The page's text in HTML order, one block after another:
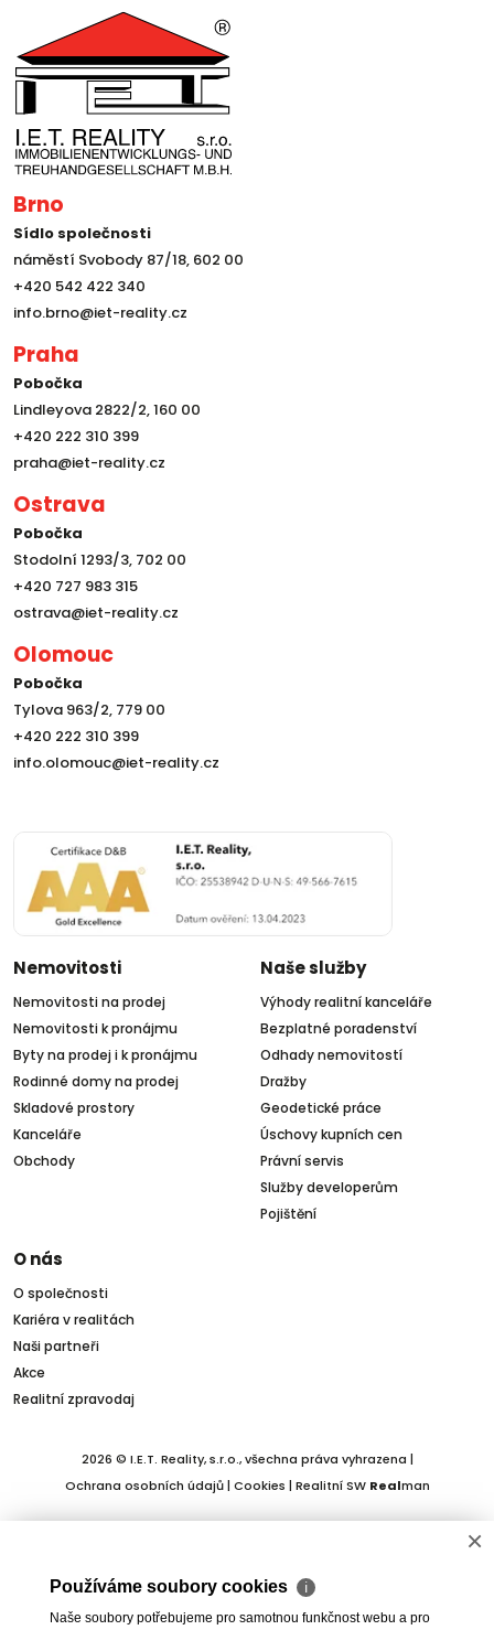
Brno
Sídlo společnosti
náměstí Svobody 87/18, 602 00
+420 542 422 340
info.brno@iet-reality.cz
Praha
Pobočka
Lindleyova 2822/2, 160 00
+420 222 310 399
praha@iet-reality.cz
Ostrava
Pobočka
Stodolní 1293/3, 702 00
+420 727 983 315
ostrava@iet-reality.cz
Olomouc
Pobočka
Tylova 963/2, 779 00
+420 222 310 399
info.olomouc@iet-reality.cz
Nemovitosti
Nemovitosti na prodej
Nemovitosti k pronájmu
Byty na prodej i k pronájmu
Rodinné domy na prodej
Skladové prostory
Kanceláře
Obchody
Naše služby
Výhody realitní kanceláře
Bezplatné poradenství
Odhady nemovitostí
Dražby
Geodetické práce
Úschovy kupních cen
Právní servis
Služby developerům
Pojištění
O nás
O společnosti
Kariéra v realitách
Naši partneři
Akce
Realitní zpravodaj
2026 © I.E.T. Reality, s.r.o., všechna práva vyhrazena |
Ochrana osobních údajů| Cookies | Realitní SW Realman
×
Používáme soubory cookies ℹ
Naše soubory potřebujeme pro samotnou funkčnost webu a pro